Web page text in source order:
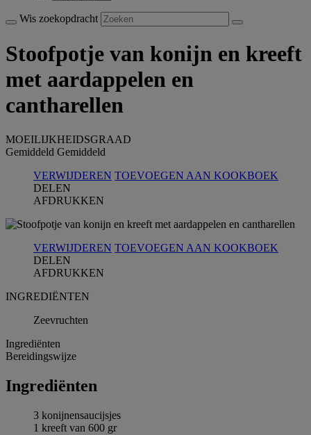
Wis zoekopdracht
Stoofpotje van konijn en kreeft
met aardappelen en
cantharellen
MOEILIJKHEIDSGRAAD
Gemiddeld Gemiddeld
VERWIJDEREN TOEVOEGEN AAN KOOKBOEK
DELEN
AFDRUKKEN
VERWIJDEREN TOEVOEGEN AAN KOOKBOEK
DELEN
AFDRUKKEN
INGREDIЁNTEN
Zeevruchten
Ingrediёnten
Bereidingswijze
Ingrediёnten
3 konijnensaucijsjes
1 kreeft van 600 gr